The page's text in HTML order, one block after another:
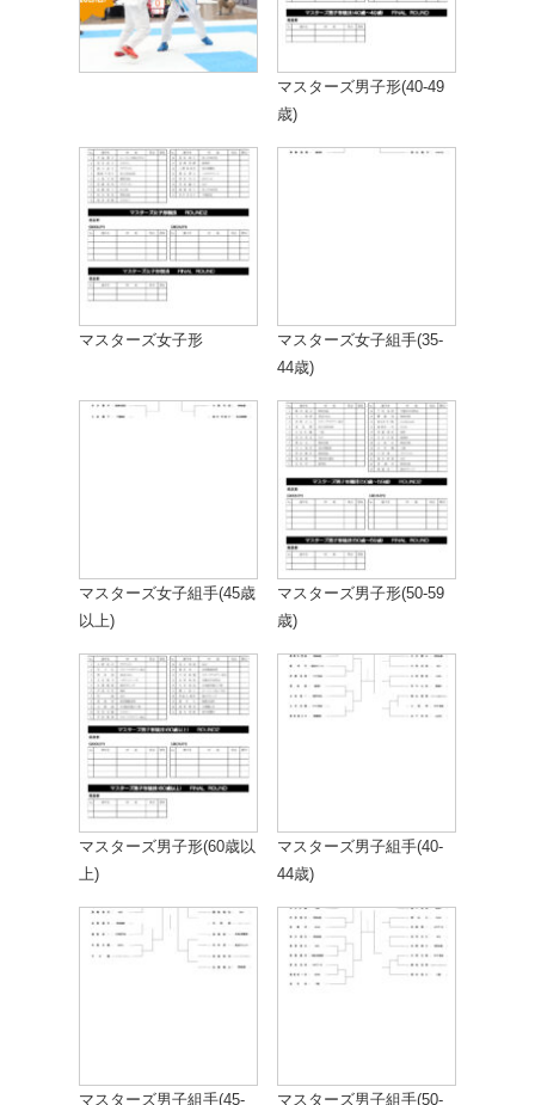
マスターズ男子形(40-49
歳)
マスターズ女子形
マスターズ女子組手(35-
44歳)
マスターズ女子組手(45歳
以上)
マスターズ男子形(50-59
歳)
マスターズ男子形(60歳以
上)
マスターズ男子組手(40-
44歳)
マスターズ男子組手(45- マスターズ男子組手(50-